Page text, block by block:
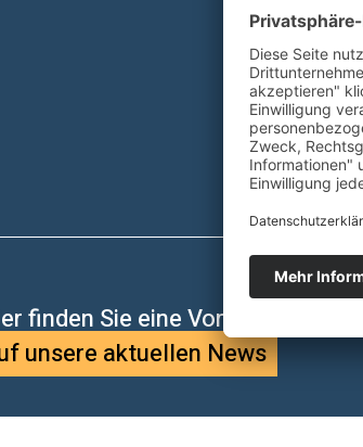
Zu
finden Sie eine Vorschau:
unsere aktuellen News